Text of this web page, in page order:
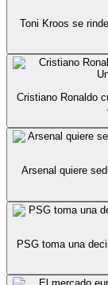
Toni Kroos se
Cristiano Ronaldo
Arsenal quiere
PSG toma una